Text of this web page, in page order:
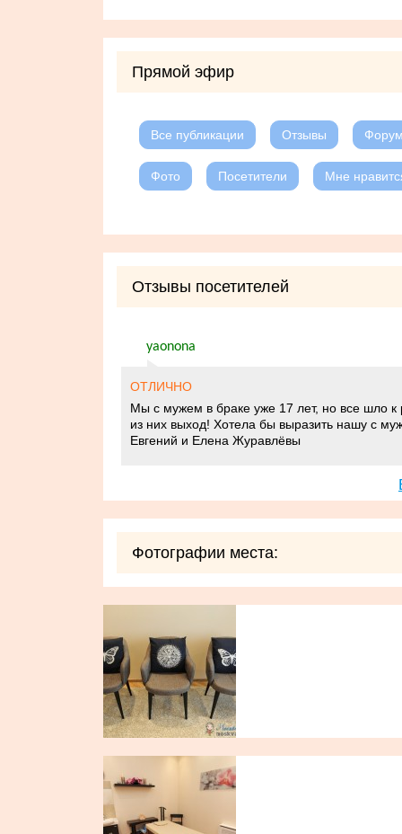
Прямой эфир
Все публикации Отзывы
Фото Посетители Мне
Отзывы посетителей
yaonona
ОТЛИЧНО
Мы с мужем в браке уже 17 лет, но все шло
из них выход! Хотела бы выразить нашу с
Евгений и Елена Журавлёвы
Фотографии места: